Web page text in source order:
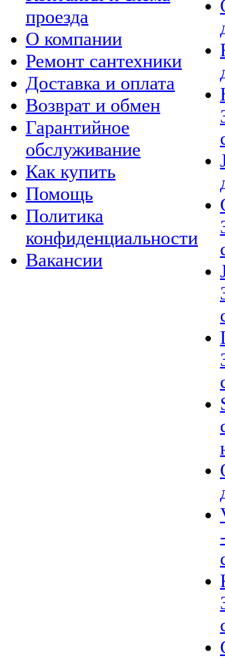
проезда
О компании
Ремонт сантехники
Доставка и оплата
Возврат и обмен
Гарантийное
обслуживание
Как купить
Помощь
Политика
конфиденциальности
Вакансии